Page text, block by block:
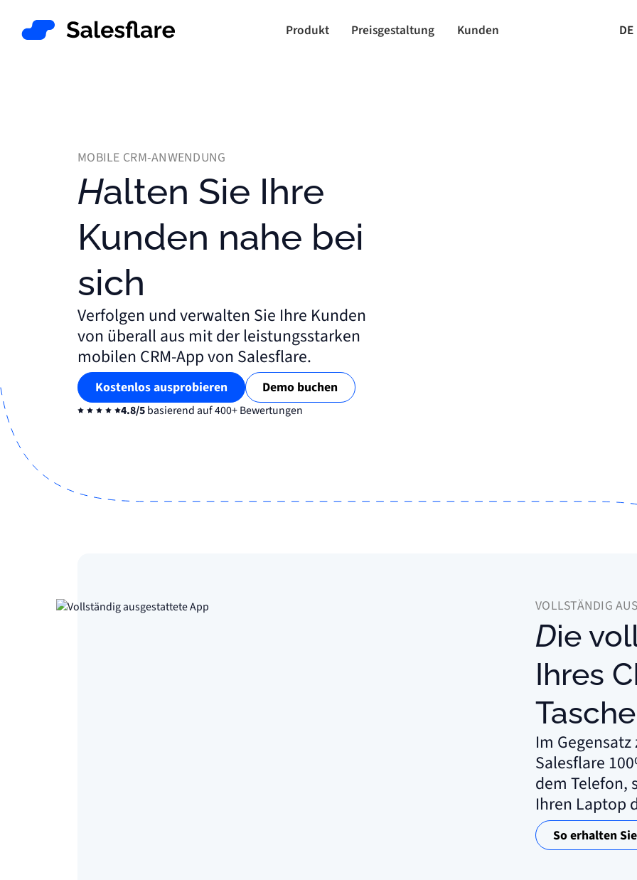
Produkt Preisgestaltung Kunden DE
MOBILE CRM-ANWENDUNG
Halten Sie Ihre
Kunden nahe bei
sich
Verfolgen und verwalten Sie Ihre Kunden
von überall aus mit der leistungsstarken
mobilen CRM-App von Salesflare.
Kostenlos ausprobieren Demo buchen
4.8/5basierend auf 400+ Bewertungen
VOLLSTÄNDIG
Die volle Leistung
Ihres
Tasche
Im
Salesflare
dem Telefon,
Ihren Laptop
So erhalten